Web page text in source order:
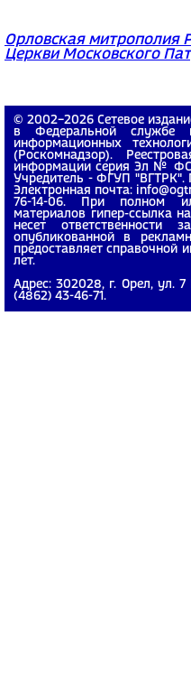
Орловская митрополия
Церкви Московского
© 2002−2026 Сетевое
в Федеральной службе
информационных
(Роскомнадзор).
информации серия Эл №
Учредитель - ФГУП "ВГТРК".
Электронная почта:
76-14-06. При полном
материалов гипер-ссылка
несет ответственности
опубликованной в
предоставляет справочной
лет.
Адрес: 302028, г. Орел, ул.
(4862) 43-46-71.